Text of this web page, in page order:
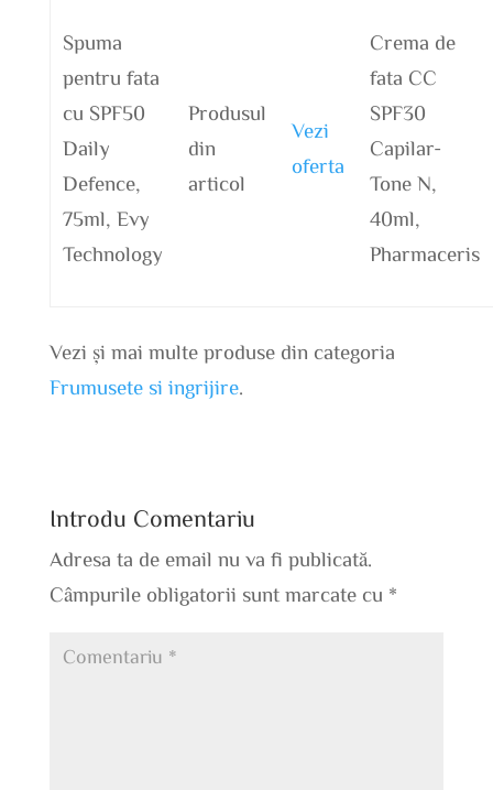
Spuma
pentru fata
cu SPF50
Daily
Defence,
75ml, Evy
Technology
Produsul
din
articol
Vezi
oferta
Crema de
fata CC
SPF30
Capilar-
Tone N,
40ml,
Pharmaceris
Vezi și mai multe produse din categoria
Frumusete si ingrijire.
Introdu Comentariu
Adresa ta de email nu va fi publicată.
Câmpurile obligatorii sunt marcate cu *